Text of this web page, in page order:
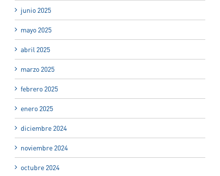
junio 2025
mayo 2025
abril 2025
marzo 2025
febrero 2025
enero 2025
diciembre 2024
noviembre 2024
octubre 2024